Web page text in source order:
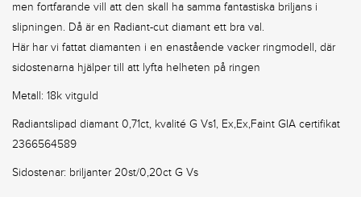
men fortfarande vill att den skall ha samma fantastiska briljans i
slipningen. Då är en Radiant-cut diamant ett bra val.
Här har vi fattat diamanten i en enastående vacker ringmodell, där
sidostenarna hjälper till att lyfta helheten på ringen
Metall: 18k vitguld
Radiantslipad diamant 0,71ct, kvalité G Vs1, Ex,Ex,Faint GIA certifikat
2366564589
Sidostenar: briljanter 20st/0,20ct G Vs